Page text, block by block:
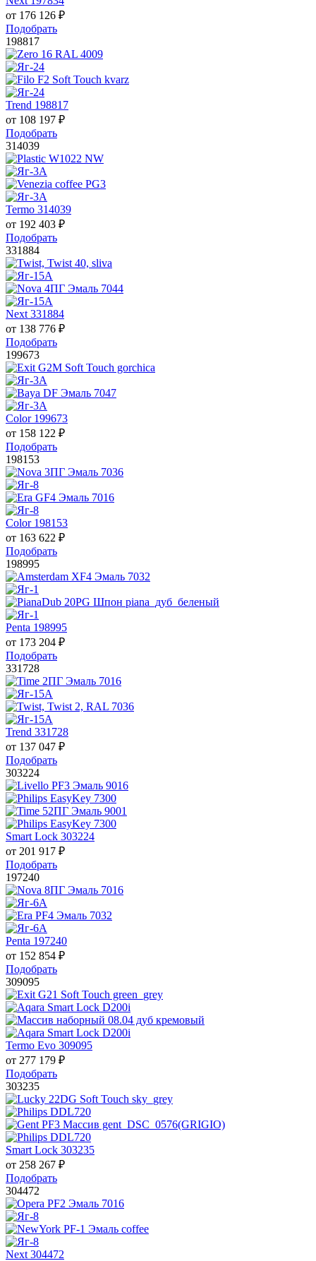
от 176 126 ₽
Подобрать
198817
Trend 198817
от 108 197 ₽
Подобрать
314039
Termo 314039
от 192 403 ₽
Подобрать
331884
Next 331884
от 138 776 ₽
Подобрать
199673
Color 199673
от 158 122 ₽
Подобрать
198153
Color 198153
от 163 622 ₽
Подобрать
198995
Penta 198995
от 173 204 ₽
Подобрать
331728
Trend 331728
от 137 047 ₽
Подобрать
303224
Smart Lock 303224
от 201 917 ₽
Подобрать
197240
Penta 197240
от 152 854 ₽
Подобрать
309095
Termo Evo 309095
от 277 179 ₽
Подобрать
303235
Smart Lock 303235
от 258 267 ₽
Подобрать
304472
Next 304472